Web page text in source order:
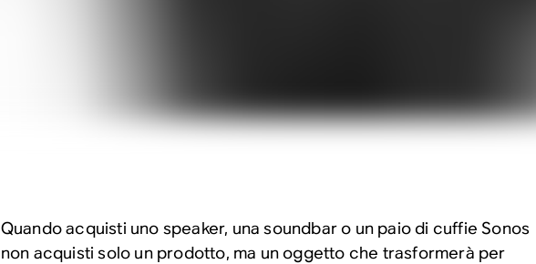
Quando acquisti uno speaker, una soundbar o un paio di cuffie Sonos
non acquisti solo un prodotto, ma un oggetto che trasformerà per